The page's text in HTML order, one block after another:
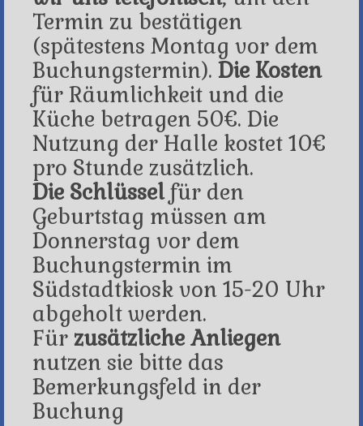
Termin zu bestätigen
(spätestens Montag vor dem
Buchungstermin). Die Kosten
für Räumlichkeit und die
Küche betragen 50€. Die
Nutzung der Halle kostet 10€
pro Stunde zusätzlich.
Die Schlüsselfür den
Geburtstag müssen am
Donnerstag vor dem
Buchungstermin im
Südstadtkiosk von 15-20 Uhr
abgeholt werden.
Für zusätzliche Anliegen
nutzen sie bitte das
Bemerkungsfeld in der
Buchung